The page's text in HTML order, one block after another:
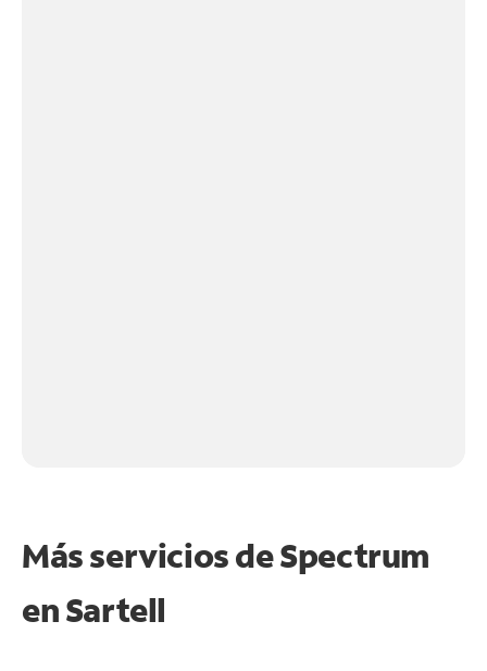
Más servicios de Spectrum
enSartell